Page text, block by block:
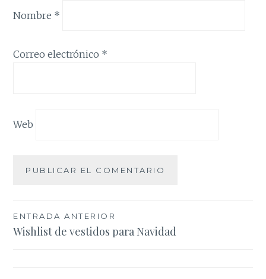
Nombre *
Correo electrónico *
Web
Navegación
de
ENTRADA ANTERIOR
Wishlist de vestidos para Navidad